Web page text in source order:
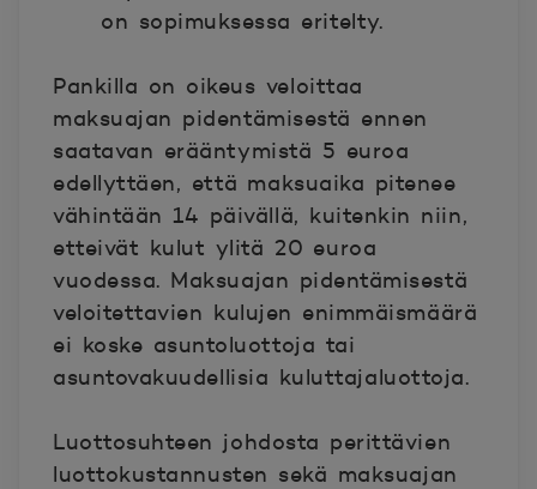
on sopimuksessa eritelty.
Pankilla on oikeus veloittaa
maksuajan pidentämisestä ennen
saatavan erääntymistä 5 euroa
edellyttäen, että maksuaika pitenee
vähintään 14 päivällä, kuitenkin niin,
etteivät kulut ylitä 20 euroa
vuodessa. Maksuajan pidentämisestä
veloitettavien kulujen enimmäismäärä
ei koske asuntoluottoja tai
asuntovakuudellisia kuluttajaluottoja.
Luottosuhteen johdosta perittävien
luottokustannusten sekä maksuajan